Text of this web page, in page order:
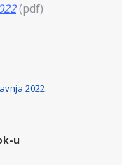
(pdf)
2022.
u